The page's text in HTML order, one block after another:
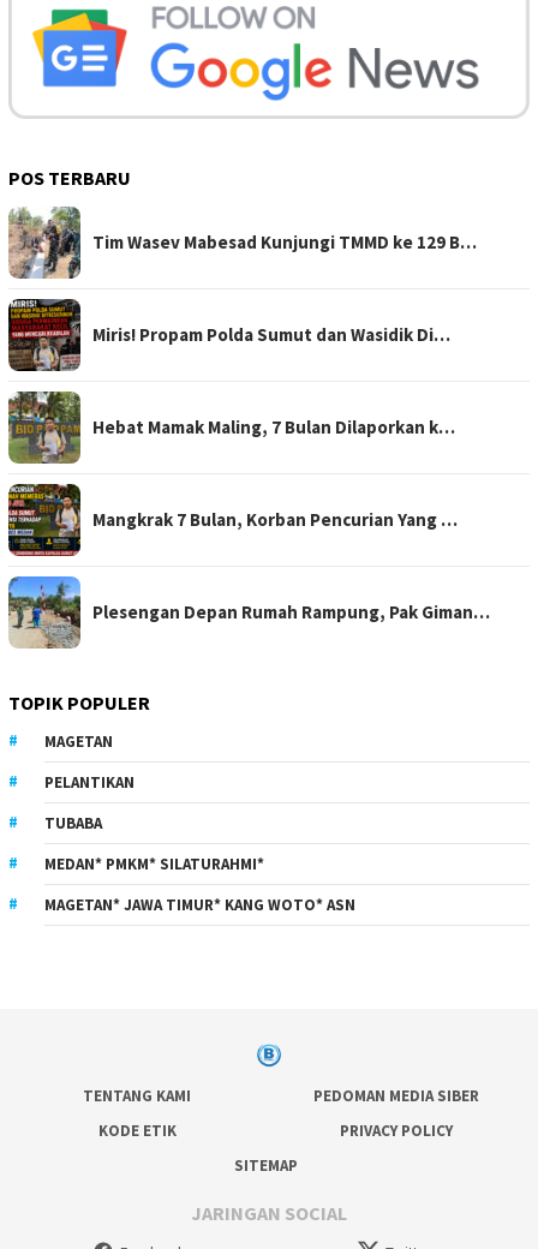
POS TERBARU
Tim Wasev Mabesad Kunjungi TMMD ke 129 B…
Miris! Propam Polda Sumut dan Wasidik Di…
Hebat Mamak Maling, 7 Bulan Dilaporkan k…
Mangkrak 7 Bulan, Korban Pencurian Yang …
Plesengan Depan Rumah Rampung, Pak Giman…
TOPIK POPULER
MAGETAN
PELANTIKAN
TUBABA
MEDAN* PMKM* SILATURAHMI*
MAGETAN* JAWA TIMUR* KANG WOTO* ASN
TENTANG KAMI
PEDOMAN MEDIA SIBER
KODE ETIK
PRIVACY POLICY
SITEMAP
JARINGAN SOCIAL